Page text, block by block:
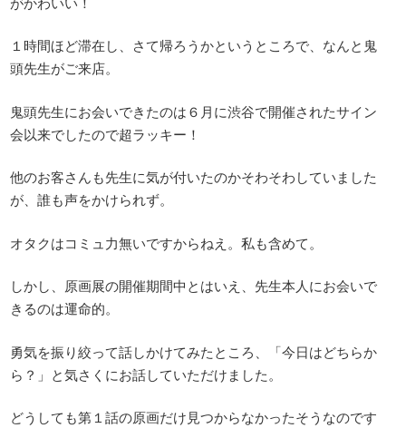
１時間ほど滞在し、さて帰ろうかというところで、なんと鬼
頭先生がご来店。
鬼頭先生にお会いできたのは６月に渋谷で開催されたサイン
会以来でしたので超ラッキー！
他のお客さんも先生に気が付いたのかそわそわしていました
が、誰も声をかけられず。
オタクはコミュ力無いですからねえ。私も含めて。
しかし、原画展の開催期間中とはいえ、先生本人にお会いで
きるのは運命的。
勇気を振り絞って話しかけてみたところ、「今日はどちらか
ら？」と気さくにお話していただけました。
どうしても第１話の原画だけ見つからなかったそうなのです